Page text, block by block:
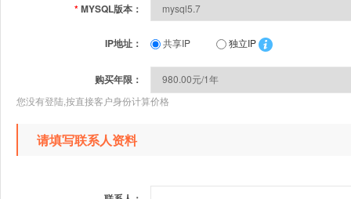
*MYSQL版本：
IP地址： 共享IP 独立IP
购买年限：
您没有登陆,按直接客户身份计算价格
请填写联系人资料